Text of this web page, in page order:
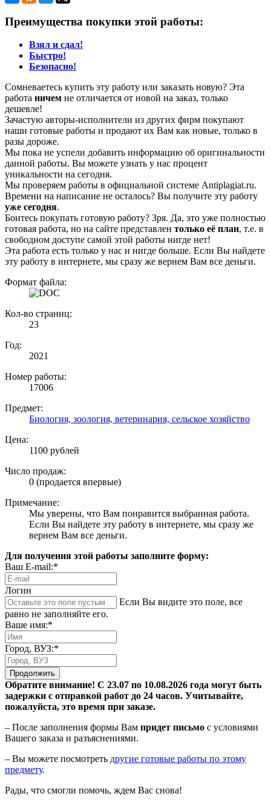
Преимущества покупки этой работы:
Взял и сдал!
Быстро!
Безопасно!
Сомневаетесь купить эту работу или заказать новую? Эта
работа ничем не отличается от новой на заказ, только
дешевле!
Зачастую авторы-исполнители из других фирм покупают
наши готовые работы и продают их Вам как новые, только в
разы дороже.
Мы пока не успели добавить информацию об оригинальности
данной работы. Вы можете узнать у нас процент
уникальности на сегодня.
Мы проверяем работы в официальной системе Аntiplagiat.ru.
Времени на написание не осталось? Вы получите эту работу
уже сегодня.
Боитесь покупать готовую работу? Зря. Да, это уже полностью
готовая работа, но на сайте представлен только её план, т.е. в
свободном доступе самой этой работы нигде нет!
Эта работа есть только у нас и нигде больше. Если Вы найдете
эту работу в интернете, мы сразу же вернем Вам все деньги.
Формат файла:
Кол-во страниц:
23
Год:
2021
Номер работы:
17006
Предмет:
Биология, зоология, ветеринария, сельское хозяйство
Цена:
1100 рублей
Число продаж:
0 (продается впервые)
Примечание:
Мы уверены, что Вам понравится выбранная работа.
Если Вы найдете эту работу в интернете, мы сразу же
вернем Вам все деньги.
Для получения этой работы заполните форму:
Ваш E-mail:*
Логин
Если Вы видите это поле, все
равно не заполняйте его.
Ваше имя:*
Город, ВУЗ:*
Продолжить
Обратите внимание! С 23.07 по 10.08.2026 года могут быть
задержки с отправкой работ до 24 часов. Учитывайте,
пожалуйста, это время при заказе.
– После заполнения формы Вам придет письмо с условиями
Вашего заказа и разъяснениями.
– Вы можете посмотреть другие готовые работы по этому
предмету.
Рады, что смогли помочь, ждем Вас снова!